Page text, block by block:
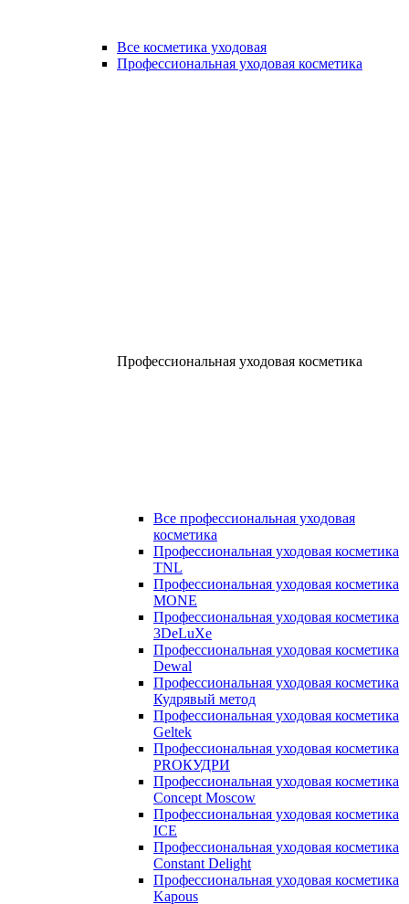
Все косметика уходовая
Профессиональная уходовая косметика
Профессиональная уходовая косметика
Все профессиональная уходовая
косметика
Профессиональная уходовая косметика
TNL
Профессиональная уходовая косметика
MONE
Профессиональная уходовая косметика
3DeLuXe
Профессиональная уходовая косметика
Dewal
Профессиональная уходовая косметика
Кудрявый метод
Профессиональная уходовая косметика
Geltek
Профессиональная уходовая косметика
PROКУДРИ
Профессиональная уходовая косметика
Concept Moscow
Профессиональная уходовая косметика
ICE
Профессиональная уходовая косметика
Constant Delight
Профессиональная уходовая косметика
Kapous